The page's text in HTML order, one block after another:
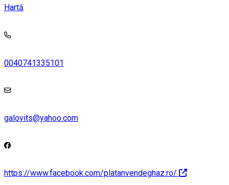
Hartă
0040741335101
galovits@yahoo.com
https://www.facebook.com/platanvendeghaz.ro/